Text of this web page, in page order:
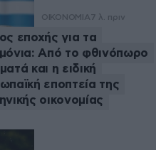
ΟΙΚΟΝΟΜΙΑ7 λ. πριν
εποχής για τα
Από το φθινόπωρο
και η ειδική
εποπτεία της
οικονομίας